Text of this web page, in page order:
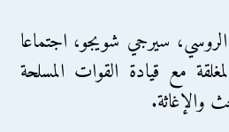
سيرجي شويجو، اجتماعا
مع قيادة القوات المسلحة
والإغاثة.